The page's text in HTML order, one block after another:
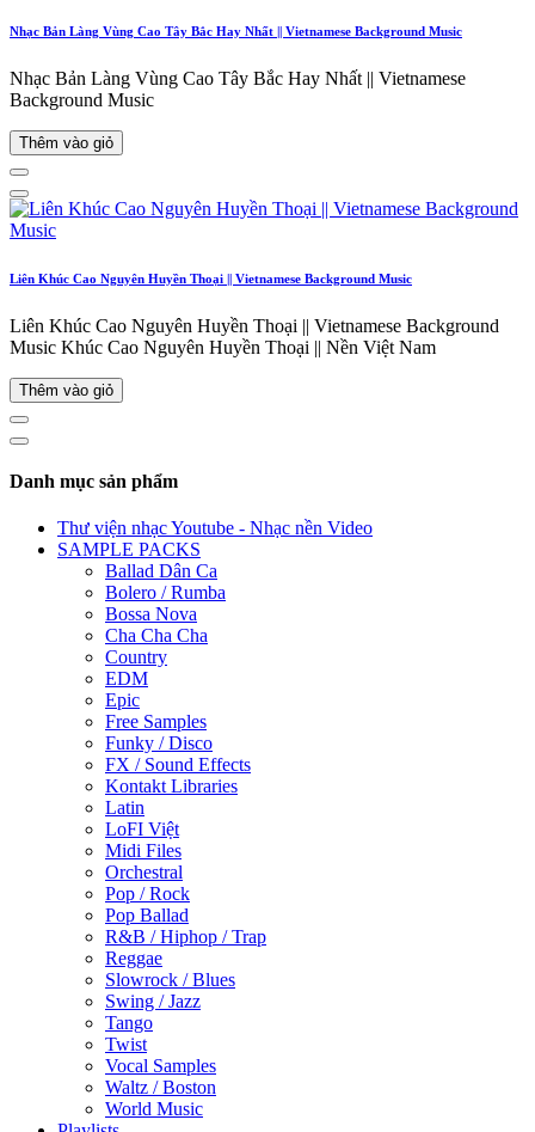
Nhạc Bản Làng Vùng Cao Tây Bắc Hay Nhất || Vietnamese Background Music
Nhạc Bản Làng Vùng Cao Tây Bắc Hay Nhất || Vietnamese
Background Music
Thêm vào giỏ
Liên Khúc Cao Nguyên Huyền Thoại || Vietnamese Background Music
Liên Khúc Cao Nguyên Huyền Thoại || Vietnamese Background
Music Khúc Cao Nguyên Huyền Thoại || Nền Việt Nam
Thêm vào giỏ
Danh mục sản phẩm
Thư viện nhạc Youtube - Nhạc nền Video
SAMPLE PACKS
Ballad Dân Ca
Bolero / Rumba
Bossa Nova
Cha Cha Cha
Country
EDM
Epic
Free Samples
Funky / Disco
FX / Sound Effects
Kontakt Libraries
Latin
LoFI Việt
Midi Files
Orchestral
Pop / Rock
Pop Ballad
R&B / Hiphop / Trap
Reggae
Slowrock / Blues
Swing / Jazz
Tango
Twist
Vocal Samples
Waltz / Boston
World Music